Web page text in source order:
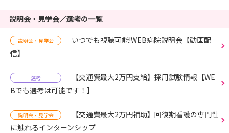
説明会・見学会／選考の一覧
説明会・見学会
いつでも視聴可能!WEB病院説明会【動画配
信】
選考
【交通費最大2万円支給】採用試験情報【WE
Bでも選考は可能です！】
説明会・見学会
【交通費最大2万円補助】回復期看護の専門性
に触れるインターンシップ